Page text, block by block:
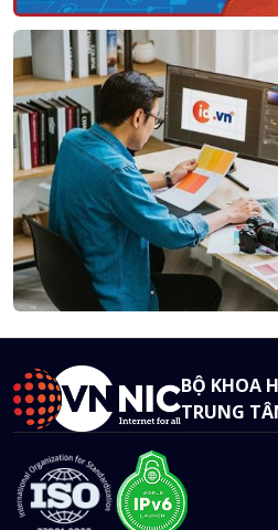
BỘ KHOA
TRUNG